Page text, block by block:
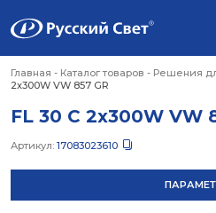
Главная - Каталог товаров - Решения
2x300W VW 857 GR
FL 30 C 2x300W VW
Артикул: 17083023610